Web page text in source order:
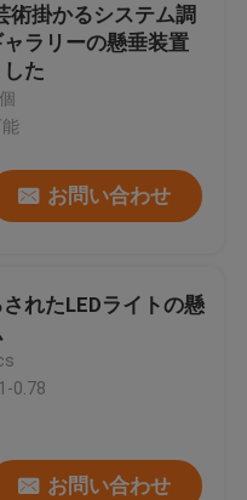
術掛かるシステム調
ラリーの懸垂装置
た
お問い合わせ
れたLEDライトの懸
0.78
お問い合わせ